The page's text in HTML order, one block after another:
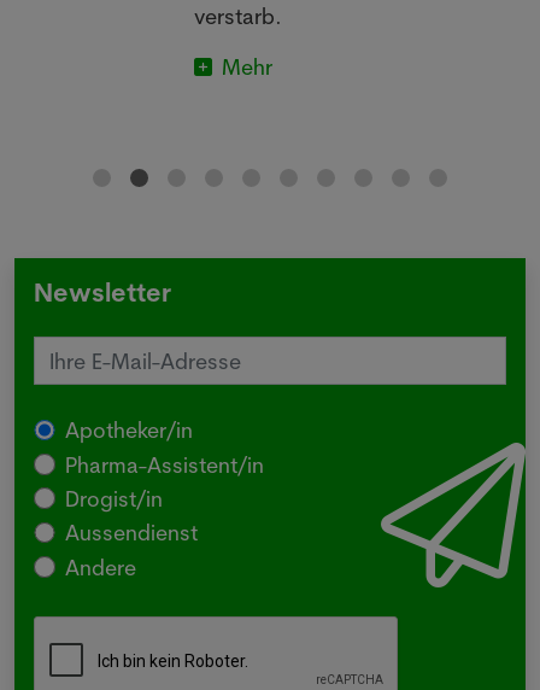
verstarb.
Mehr
Newsletter
Apotheker/in
Pharma-Assistent/in
Drogist/in
Aussendienst
Andere